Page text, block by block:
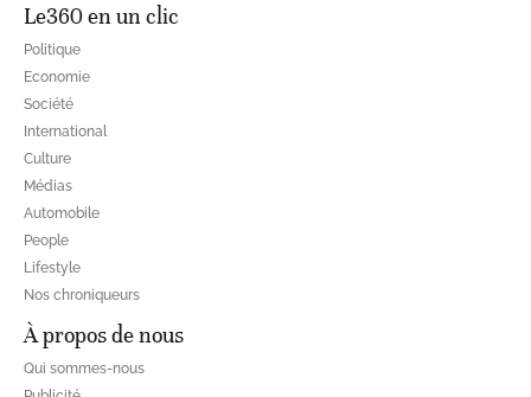
Le360 en un clic
Politique
Economie
Société
International
Culture
Médias
Automobile
People
Lifestyle
Nos chroniqueurs
À propos de nous
Qui sommes-nous